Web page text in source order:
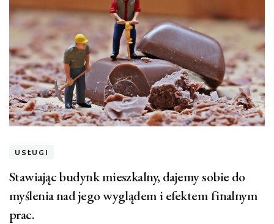
USŁUGI
Stawiając budynk mieszkalny, dajemy sobie do
myślenia nad jego wyglądem i efektem finalnym
prac.